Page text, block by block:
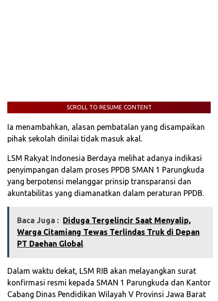
SCROLL TO RESUME CONTENT
Ia menambahkan, alasan pembatalan yang disampaikan
pihak sekolah dinilai tidak masuk akal.
LSM Rakyat Indonesia Berdaya melihat adanya indikasi
penyimpangan dalam proses PPDB SMAN 1 Parungkuda
yang berpotensi melanggar prinsip transparansi dan
akuntabilitas yang diamanatkan dalam peraturan PPDB.
Baca Juga : ‎Diduga Tergelincir Saat Menyalip,
Warga Citamiang Tewas Terlindas Truk di Depan
PT Daehan Global‎
Dalam waktu dekat, LSM RIB akan melayangkan surat
konfirmasi resmi kepada SMAN 1 Parungkuda dan Kantor
Cabang Dinas Pendidikan Wilayah V Provinsi Jawa Barat